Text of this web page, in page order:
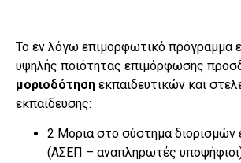
Το εν λόγω επιμορφωτικό πρόγραμμα
υψηλής ποιότητας επιμόρφωσης
μοριοδότηση εκπαιδευτικών και
εκπαίδευσης:
2 Μόρια στο σύστημα διορισμών
(ΑΣΕΠ – αναπληρωτές